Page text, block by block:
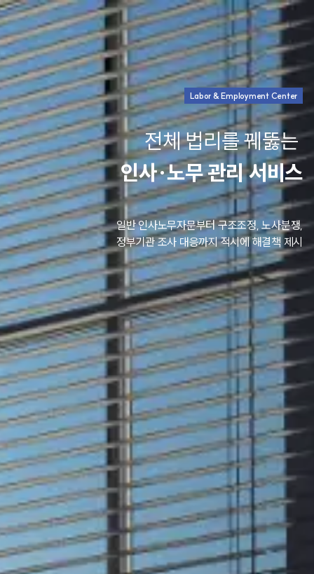
Labor & Employment Center
전체 법리를 꿰뚫는
인사·노무 관리 서비스
일반 인사노무자문부터 구조조정, 노사분쟁,
정부기관 조사 대응까지적시에 해결책 제시